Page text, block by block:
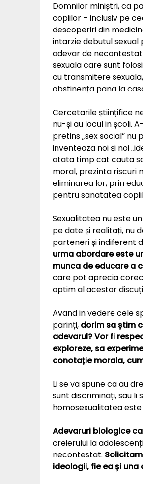
Domnilor miniștri, ca
copiilor – inclusiv pe
descoperiri din
intarzie debutul
adevar de
sexuala care sunt
cu transmitere
abstinența pana la
Cercetarile științifice
nu-și au locul in școli.
pretins „sex social”
inventeaza noi și noi
atata timp cat cauta
moral, prezinta riscuri
eliminarea lor, prin
pentru sanatatea
Sexualitatea nu este
pe date și realitați, nu
parteneri și indiferent
urma abordare este
munca de educare a
care pot aprecia
optim al acestor
Avand in vedere cele
parinți, dorim sa știm
adevarul? Vor fi
exploreze, sa
conotație morala,
Li se va spune ca au
sunt discriminați, sau li
homosexualitatea
Adevaruri biologice
creierului la
necontestat.
ideologii, fie ea și